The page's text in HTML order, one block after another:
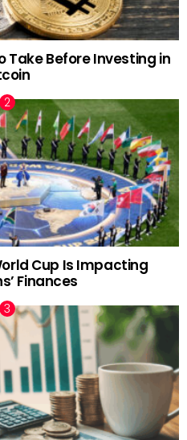
Take Before Investing in
Cup Is Impacting
Finances